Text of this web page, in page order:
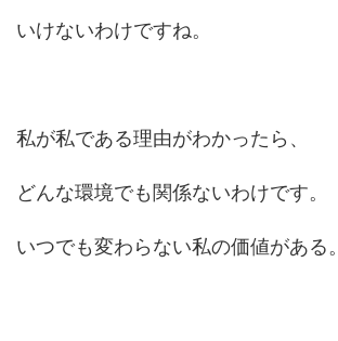
いけないわけですね。
私が私である理由がわかったら、
どんな環境でも関係ないわけです。
いつでも変わらない私の価値がある。